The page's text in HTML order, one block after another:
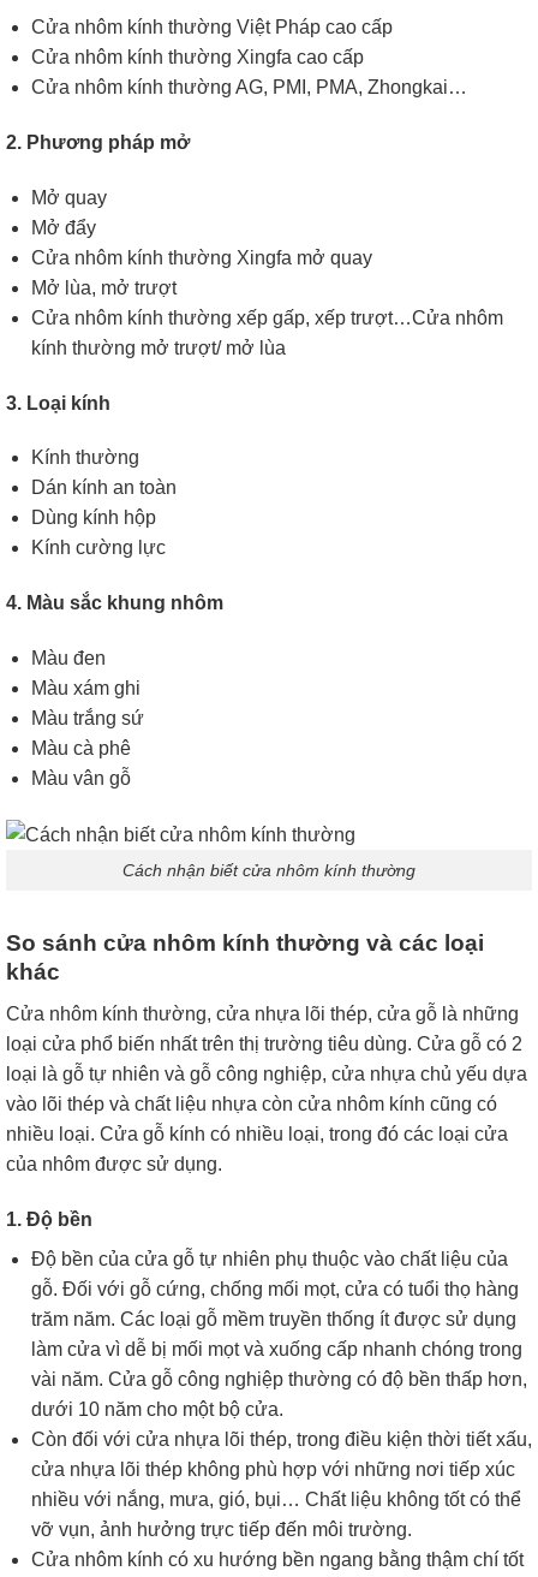
Cửa nhôm kính thường Việt Pháp cao cấp
Cửa nhôm kính thường Xingfa cao cấp
Cửa nhôm kính thường AG, PMI, PMA, Zhongkai…
2. Phương pháp mở
Mở quay
Mở đẩy
Cửa nhôm kính thường Xingfa mở quay
Mở lùa, mở trượt
Cửa nhôm kính thường xếp gấp, xếp trượt…Cửa nhôm
kính thường mở trượt/ mở lùa
3. Loại kính
Kính thường
Dán kính an toàn
Dùng kính hộp
Kính cường lực
4. Màu sắc khung nhôm
Màu đen
Màu xám ghi
Màu trắng sứ
Màu cà phê
Màu vân gỗ
Cách nhận biết cửa nhôm kính thường
So sánh cửa nhôm kính thường và các loại
khác
Cửa nhôm kính thường, cửa nhựa lõi thép, cửa gỗ là những
loại cửa phổ biến nhất trên thị trường tiêu dùng. Cửa gỗ có 2
loại là gỗ tự nhiên và gỗ công nghiệp, cửa nhựa chủ yếu dựa
vào lõi thép và chất liệu nhựa còn cửa nhôm kính cũng có
nhiều loại. Cửa gỗ kính có nhiều loại, trong đó các loại cửa
của nhôm được sử dụng.
1. Độ bền
Độ bền của cửa gỗ tự nhiên phụ thuộc vào chất liệu của
gỗ. Đối với gỗ cứng, chống mối mọt, cửa có tuổi thọ hàng
trăm năm. Các loại gỗ mềm truyền thống ít được sử dụng
làm cửa vì dễ bị mối mọt và xuống cấp nhanh chóng trong
vài năm. Cửa gỗ công nghiệp thường có độ bền thấp hơn,
dưới 10 năm cho một bộ cửa.
Còn đối với cửa nhựa lõi thép, trong điều kiện thời tiết xấu,
cửa nhựa lõi thép không phù hợp với những nơi tiếp xúc
nhiều với nắng, mưa, gió, bụi… Chất liệu không tốt có thể
vỡ vụn, ảnh hưởng trực tiếp đến môi trường.
Cửa nhôm kính có xu hướng bền ngang bằng thậm chí tốt